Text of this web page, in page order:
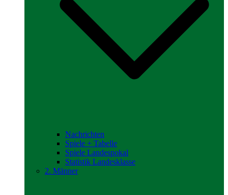
Nachrichten
Spiele + Tabelle
Spiele Landespokal
Statistik Landesklasse
2. Männer